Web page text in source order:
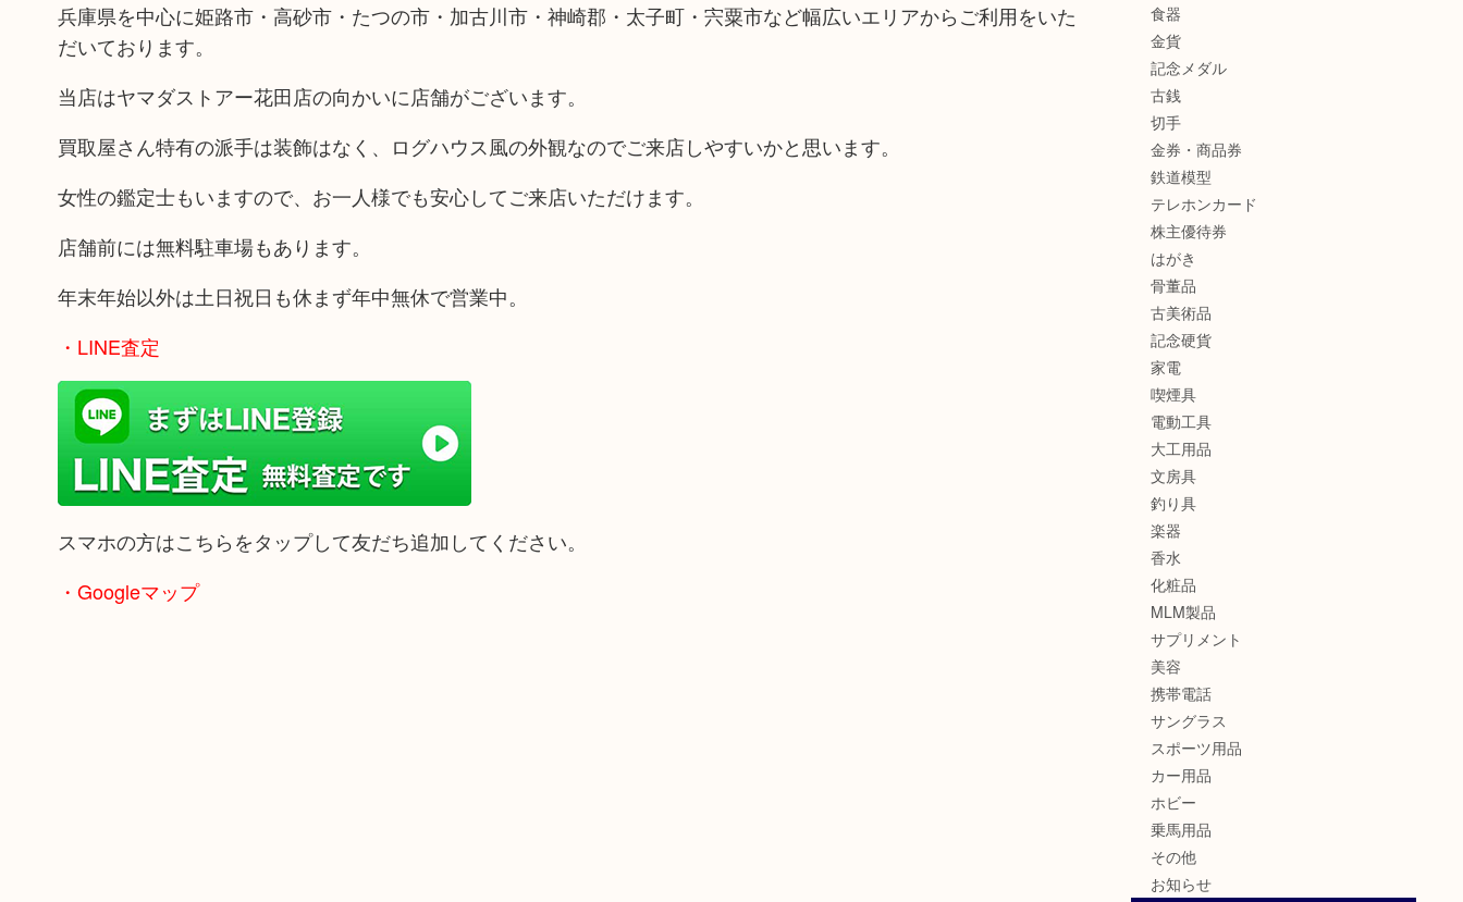
兵庫県を中心に姫路市・高砂市・たつの市・加古川市・神崎郡・太子町・宍粟市など幅広いエリアからご利用をいた
だいております。
当店はヤマダストアー花田店の向かいに店舗がございます。
買取屋さん特有の派手は装飾はなく、ログハウス風の外観なのでご来店しやすいかと思います。
女性の鑑定士もいますので、お一人様でも安心してご来店いただけます。
店舗前には無料駐車場もあります。
年末年始以外は土日祝日も休まず年中無休で営業中。
・LINE査定
スマホの方はこちらをタップして友だち追加してください。
・Googleマップ
食器
金貨
記念メダル
古銭
切手
金券・商品券
鉄道模型
テレホンカード
株主優待券
はがき
骨董品
古美術品
記念硬貨
家電
喫煙具
電動工具
大工用品
文房具
釣り具
楽器
香水
化粧品
MLM製品
サプリメント
美容
携帯電話
サングラス
スポーツ用品
カー用品
ホビー
乗馬用品
その他
お知らせ